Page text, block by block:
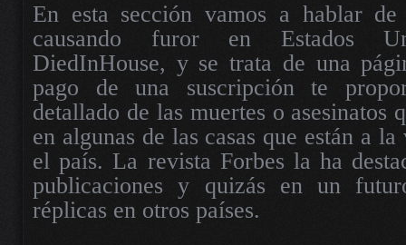
En esta sección vamos a hablar
causando furor en Estados
DiedInHouse, y se trata de una
pago de una suscripción te
detallado de las muertes o asesinatos
en algunas de las casas que están a
el país. La revista Forbes la ha
publicaciones y quizás en un
réplicas en otros países.